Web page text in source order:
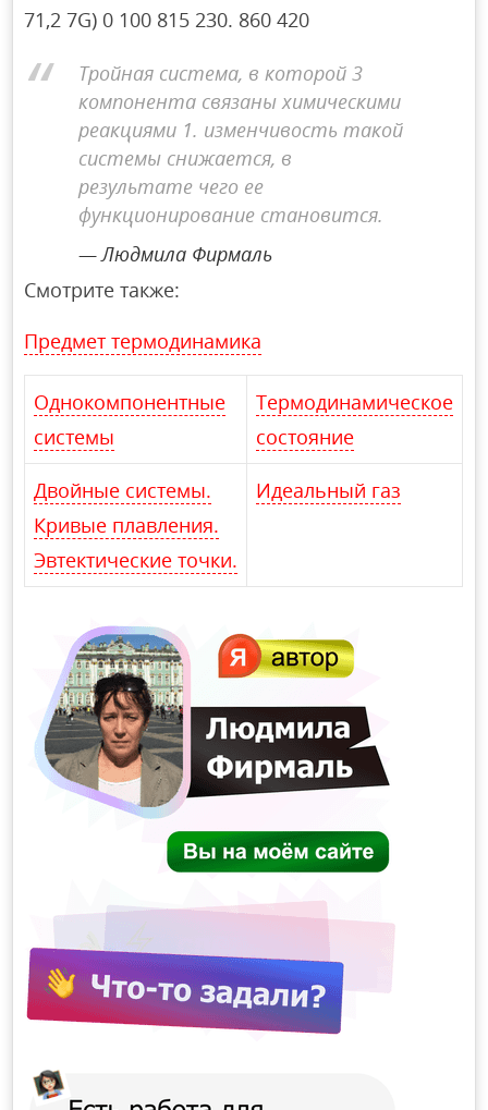
71,2 7G) 0 100 815 230. 860 420
Тройная система, в которой 3
компонента связаны химическими
реакциями 1. изменчивость такой
системы снижается, в
результате чего ее
функционирование становится.
Людмила Фирмаль
Смотрите также:
Предмет термодинамика
Однокомпонентные
системы
Термодинамическое
состояние
Двойные системы.
Кривые плавления.
Эвтектические точки.
Идеальный газ